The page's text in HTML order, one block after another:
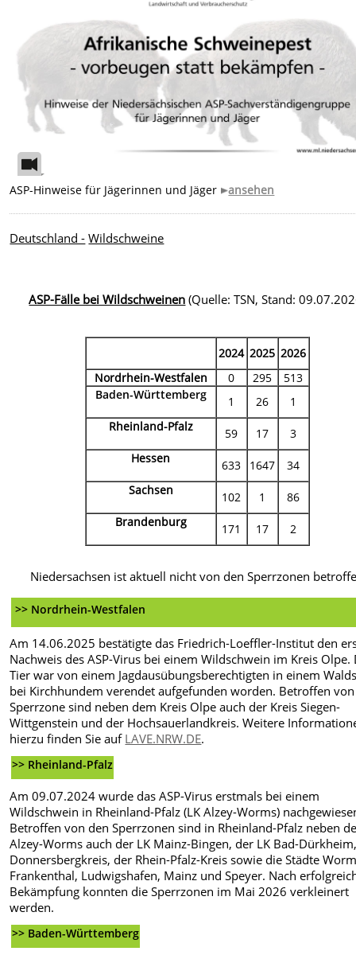
ASP-Hinweise für Jägerinnen und Jäger ansehen
Deutschland - Wildschweine
ASP-Fälle bei Wildschweinen (Quelle: TSN, Stand:
2024 2025 2026
Nordrhein-Westfalen
0 295
513
Baden-Württemberg
1 26
1
Rheinland-Pfalz
59 17
3
Hessen
633 1647
34
Sachsen
102 1
86
Brandenburg
171 17 2
Niedersachsen ist aktuell nicht von den Sperrzonen
>> Nordrhein-Westfalen
Am 14.06.2025 bestätigte das Friedrich-Loeffler-Institut den
Nachweis des ASP-Virus bei einem Wildschwein im Kreis Olpe.
Tier war von einem Jagdausübungsberechtigten in einem
bei Kirchhundem verendet aufgefunden worden. Betroffen
Sperrzone sind neben dem Kreis Olpe auch der Kreis Siegen-
Wittgenstein und der Hochsauerlandkreis. Weitere
hierzu finden Sie auf LAVE.NRW.DE.
>> Rheinland-Pfalz
Am 09.07.2024 wurde das ASP-Virus erstmals bei einem
Wildschwein in Rheinland-Pfalz (LK Alzey-Worms)
Betroffen von den Sperrzonen sind in Rheinland-Pfalz neben
Alzey-Worms auch der LK Mainz-Bingen, der LK Bad-
Donnersbergkreis, der Rhein-Pfalz-Kreis sowie die Städte
Frankenthal, Ludwigshafen, Mainz und Speyer. Nach
Bekämpfung konnten die Sperrzonen im Mai 2026 verkleinert
werden.
>> Baden-Württemberg